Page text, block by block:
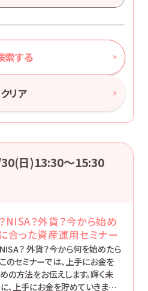
索する
クリア
日)13:30〜15:30
NISA？外貨？今から始め
合った資産運用セミナー
？ 外貨？今から何を始めたら
のセミナーでは、上手にお金を
の方法をお伝えします。輝く未
、上手にお金を貯めていきまし